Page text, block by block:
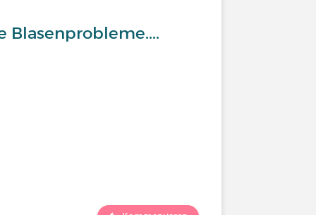
Blasenprobleme....